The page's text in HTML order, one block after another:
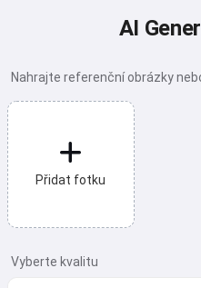
AI
Nahrajte referenční obrázky
Přidat fotku
Vyberte kvalitu